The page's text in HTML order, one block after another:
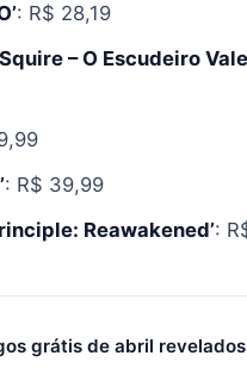
: R$ 28,19
– O Escudeiro
: R$ 39,99
Reawakened’:
grátis de abril